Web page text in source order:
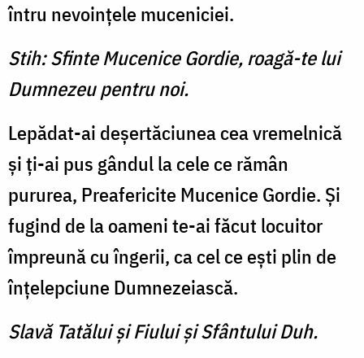
întru nevoinţele muceniciei.
Stih: Sfinte Mucenice Gordie, roagă-te lui
Dumnezeu pentru noi.
Lepădat-ai deşertăciunea cea vremelnică
şi ţi-ai pus gândul la cele ce rămân
pururea, Preafericite Mucenice Gordie. Şi
fugind de la oameni te-ai făcut locuitor
împreună cu îngerii, ca cel ce eşti plin de
înţelepciune Dumnezeiască.
Slavă Tatălui şi Fiului şi Sfântului Duh.